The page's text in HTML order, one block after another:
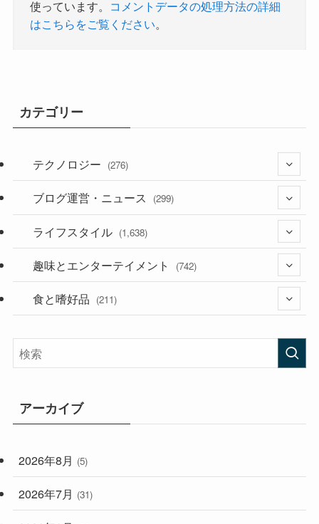
使っています。 コメントデータの処理方法の詳細
はこちらをご覧ください。
カテゴリー
テクノロジー (276)
(36)
(187)
ブログ運営・ニュース (299)
(118)
(181)
ライフスタイル (1,638)
(394)
(282)
(33)
(248)
趣味とエンターテイメント (742)
(56)
食と嗜好品 (211)
アーカイブ
2026年8月 (5)
2026年7月 (31)